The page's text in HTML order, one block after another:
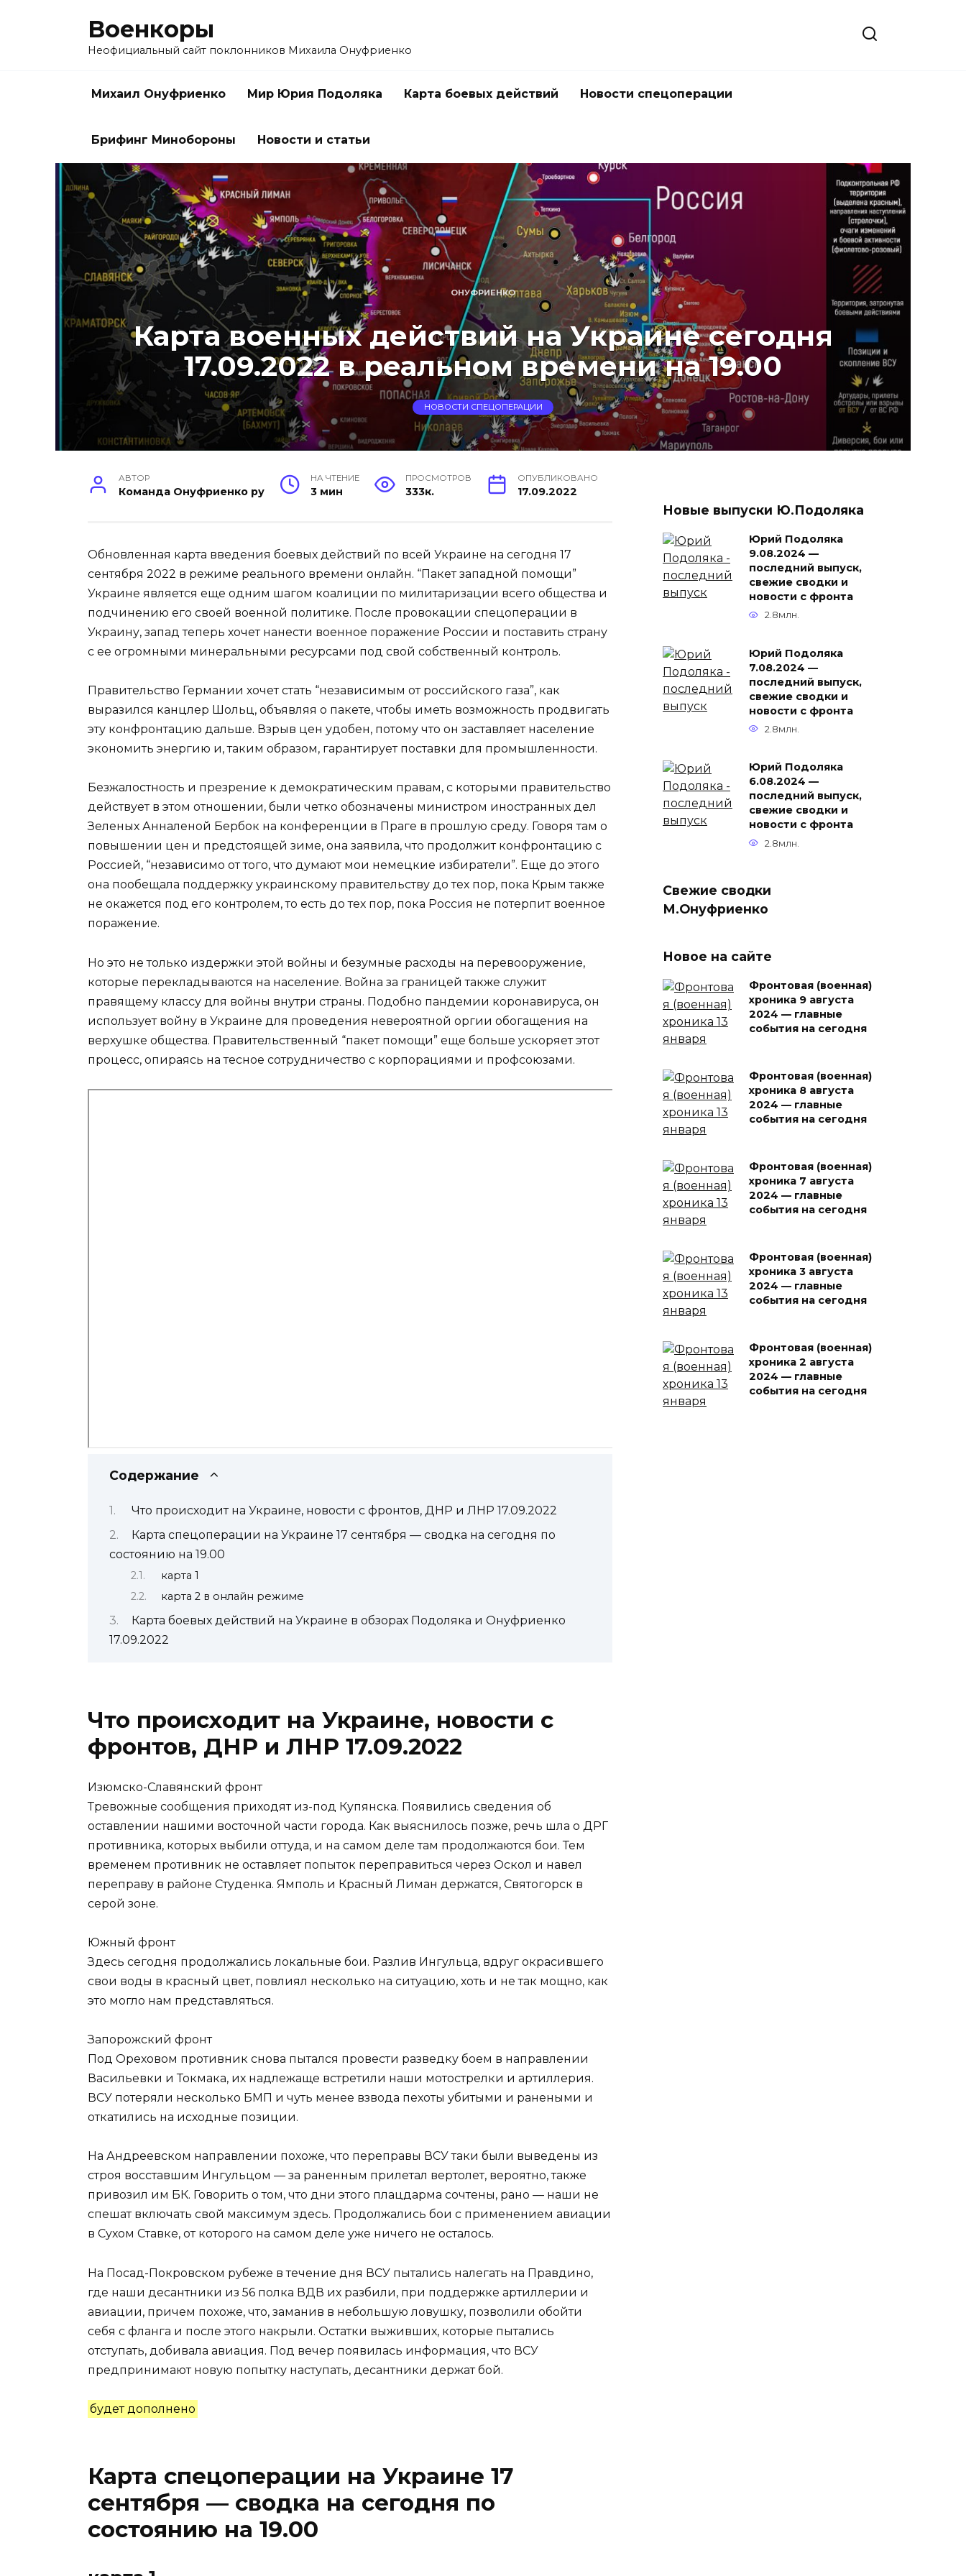
Военкоры
Неофициальный сайт поклонников Михаила Онуфриенко
Михаил Онуфриенко Мир Юрия Подоляка Карта боевых действий Новости спецоперации
Брифинг Минобороны Новости и статьи
ОНУФРИЕНКО
Карта военных действий на Украине сегодня
17.09.2022 в реальном времени на 19.00
НОВОСТИ СПЕЦОПЕРАЦИИ
АВТОР
Команда Онуфриенко ру
НА ЧТЕНИЕ
3 мин
ПРОСМОТРОВ
333к.
ОПУБЛИКОВАНО
17.09.2022
Обновленная карта введения боевых действий по всей Украине на сегодня 17
сентября 2022 в режиме реального времени онлайн. “Пакет западной помощи”
Украине является еще одним шагом коалиции по милитаризации всего общества и
подчинению его своей военной политике. После провокации спецоперации в
Украину, запад теперь хочет нанести военное поражение России и поставить страну
с ее огромными минеральными ресурсами под свой собственный контроль.
Правительство Германии хочет стать “независимым от российского газа”, как
выразился канцлер Шольц, объявляя о пакете, чтобы иметь возможность продвигать
эту конфронтацию дальше. Взрыв цен удобен, потому что он заставляет население
экономить энергию и, таким образом, гарантирует поставки для промышленности.
Безжалостность и презрение к демократическим правам, с которыми правительство
действует в этом отношении, были четко обозначены министром иностранных дел
Зеленых Анналеной Бербок на конференции в Праге в прошлую среду. Говоря там о
повышении цен и предстоящей зиме, она заявила, что продолжит конфронтацию с
Россией, “независимо от того, что думают мои немецкие избиратели”. Еще до этого
она пообещала поддержку украинскому правительству до тех пор, пока Крым также
не окажется под его контролем, то есть до тех пор, пока Россия не потерпит военное
поражение.
Но это не только издержки этой войны и безумные расходы на перевооружение,
которые перекладываются на население. Война за границей также служит
правящему классу для войны внутри страны. Подобно пандемии коронавируса, он
использует войну в Украине для проведения невероятной оргии обогащения на
верхушке общества. Правительственный “пакет помощи” еще больше ускоряет этот
процесс, опираясь на тесное сотрудничество с корпорациями и профсоюзами.
Содержание
Что происходит на Украине, новости с фронтов, ДНР и ЛНР 17.09.2022
Карта спецоперации на Украине 17 сентября — сводка на сегодня по
состоянию на 19.00
карта 1
карта 2 в онлайн режиме
Карта боевых действий на Украине в обзорах Подоляка и Онуфриенко
17.09.2022
Что происходит на Украине, новости с
фронтов, ДНР и ЛНР 17.09.2022
Изюмско-Славянский фронт
Тревожные сообщения приходят из-под Купянска. Появились сведения об
оставлении нашими восточной части города. Как выяснилось позже, речь шла о ДРГ
противника, которых выбили оттуда, и на самом деле там продолжаются бои. Тем
временем противник не оставляет попыток переправиться через Оскол и навел
переправу в районе Студенка. Ямполь и Красный Лиман держатся, Святогорск в
серой зоне.
Южный фронт
Здесь сегодня продолжались локальные бои. Разлив Ингульца, вдруг окрасившего
свои воды в красный цвет, повлиял несколько на ситуацию, хоть и не так мощно, как
это могло нам представляться.
Запорожский фронт
Под Ореховом противник снова пытался провести разведку боем в направлении
Васильевки и Токмака, их надлежаще встретили наши мотострелки и артиллерия.
ВСУ потеряли несколько БМП и чуть менее взвода пехоты убитыми и ранеными и
откатились на исходные позиции.
На Андреевском направлении похоже, что переправы ВСУ таки были выведены из
строя восставшим Ингульцом — за раненным прилетал вертолет, вероятно, также
привозил им БК. Говорить о том, что дни этого плацдарма сочтены, рано — наши не
спешат включать свой максимум здесь. Продолжались бои с применением авиации
в Сухом Ставке, от которого на самом деле уже ничего не осталось.
На Посад-Покровском рубеже в течение дня ВСУ пытались налегать на Правдино,
где наши десантники из 56 полка ВДВ их разбили, при поддержке артиллерии и
авиации, причем похоже, что, заманив в небольшую ловушку, позволили обойти
себя с фланга и после этого накрыли. Остатки выживших, которые пытались
отступать, добивала авиация. Под вечер появилась информация, что ВСУ
предпринимают новую попытку наступать, десантники держат бой.
будет дополнено
Карта спецоперации на Украине 17
сентября — сводка на сегодня по
состоянию на 19.00
Новые выпуски Ю.Подоляка
Юрий Подоляка
9.08.2024 —
последний выпуск,
свежие сводки и
новости с фронта
2.8млн.
Юрий Подоляка
7.08.2024 —
последний выпуск,
свежие сводки и
новости с фронта
2.8млн.
Юрий Подоляка
6.08.2024 —
последний выпуск,
свежие сводки и
новости с фронта
2.8млн.
Свежие сводки
М.Онуфриенко
Новое на сайте
Фронтовая (военная)
хроника 9 августа
2024 — главные
события на сегодня
Фронтовая (военная)
хроника 8 августа
2024 — главные
события на сегодня
Фронтовая (военная)
хроника 7 августа
2024 — главные
события на сегодня
Фронтовая (военная)
хроника 3 августа
2024 — главные
события на сегодня
Фронтовая (военная)
хроника 2 августа
2024 — главные
события на сегодня